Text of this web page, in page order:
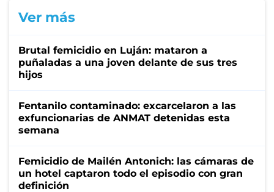
Ver más
Brutal femicidio en Luján: mataron a
puñaladas a una joven delante de sus tres
hijos
Fentanilo contaminado: excarcelaron a las
exfuncionarias de ANMAT detenidas esta
semana
Femicidio de Mailén Antonich: las cámaras de
un hotel captaron todo el episodio con gran
definición